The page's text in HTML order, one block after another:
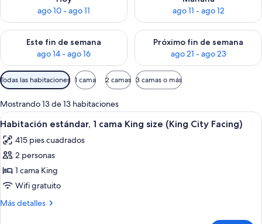
ago 10 - ago 11
ago 11 - ago 12
Este fin de semana
ago 14 - ago 16
Consulta la disponibilidad para este fin de semana ago 14 -
Próximo fin de semana
ago 21 - ago 23
Consulta la disponibilidad
Filtros
disponibles
para
las
habitaciones
Todas las habitaciones 1 cama 2 camas 3 camas o más
Mostrando 13 de 13 habitaciones
Abrir
todas
las
fotos
de
Habitación
estándar,
Habitación de hotel con una cama
4
Habitación estándar, 1 cama King size (King City Facing)
415 pies cuadrados
2 personas
1 cama King
Wifi gratuito
Más detalles
Más